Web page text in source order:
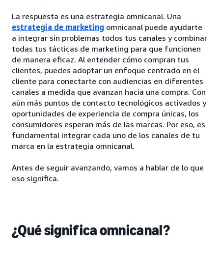
La respuesta es una estrategia omnicanal. Una
estrategia de marketing omnicanal puede ayudarte
a integrar sin problemas todos tus canales y combinar
todas tus tácticas de marketing para que funcionen
de manera eficaz. Al entender cómo compran tus
clientes, puedes adoptar un enfoque centrado en el
cliente para conectarte con audiencias en diferentes
canales a medida que avanzan hacia una compra. Con
aún más puntos de contacto tecnológicos activados y
oportunidades de experiencia de compra únicas, los
consumidores esperan más de las marcas. Por eso, es
fundamental integrar cada uno de los canales de tu
marca en la estrategia omnicanal.
Antes de seguir avanzando, vamos a hablar de lo que
eso significa.
¿Qué significa omnicanal?